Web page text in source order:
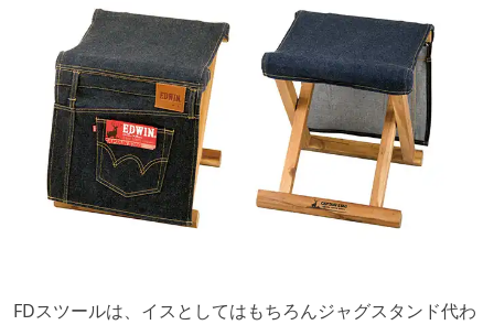
FDスツールは、イスとしてはもちろんジャグスタンド代わ